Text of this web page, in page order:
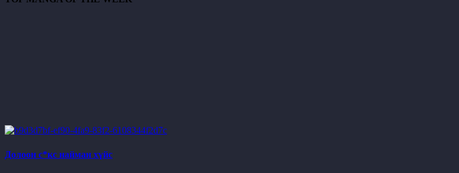
Долоон с*кс найман хүйс